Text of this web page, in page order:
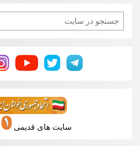
Search
سایت های قدیمی